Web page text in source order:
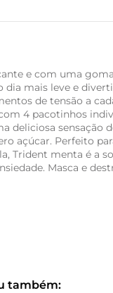
e com uma
dia mais leve e
de tensão a
4 pacotinhos
deliciosa sensação
açúcar. Perfeito
Trident menta é a
Masca e
também: